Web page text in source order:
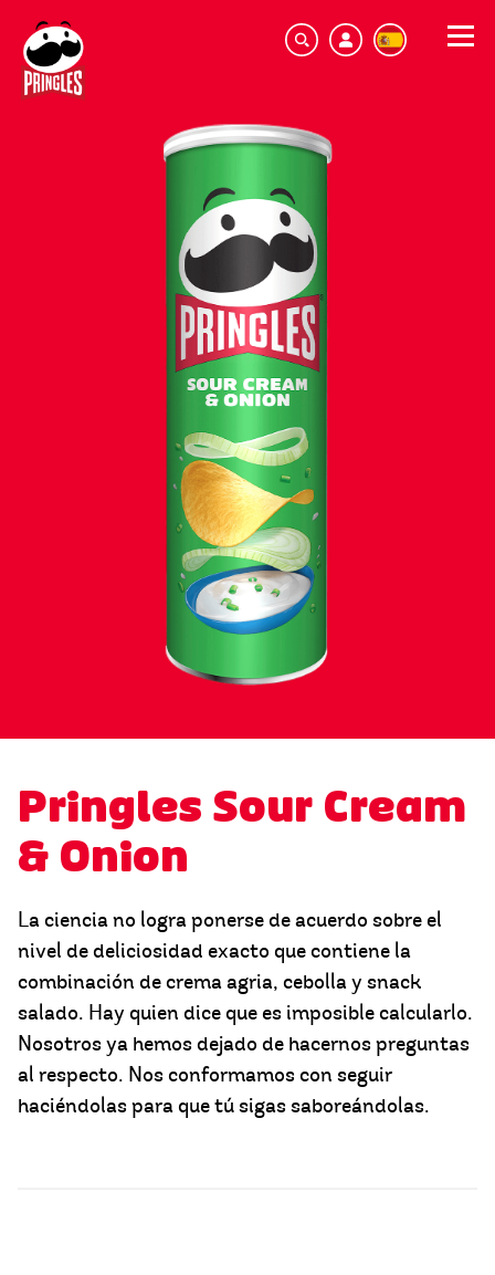
Pringles Sour Cream
& Onion
La ciencia no logra ponerse de acuerdo sobre el
nivel de deliciosidad exacto que contiene la
combinación de crema agria, cebolla y snack
salado. Hay quien dice que es imposible calcularlo.
Nosotros ya hemos dejado de hacernos preguntas
al respecto. Nos conformamos con seguir
haciéndolas para que tú sigas saboreándolas.